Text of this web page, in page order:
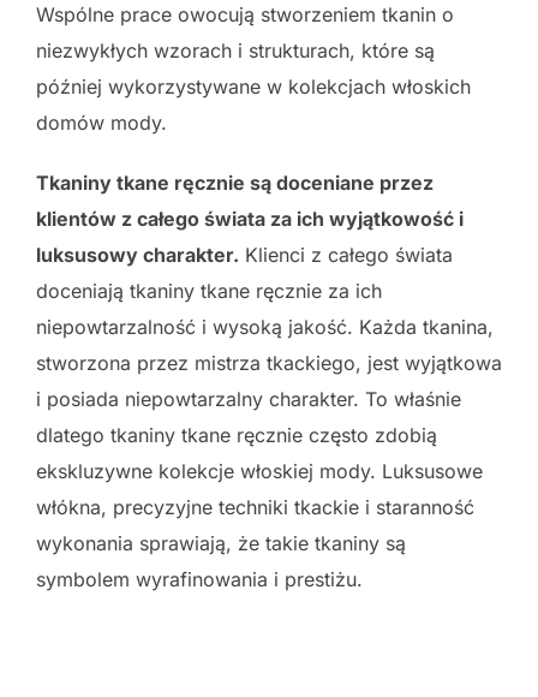
Wspólne prace owocują stworzeniem tkanin o
niezwykłych wzorach i strukturach, które są
później wykorzystywane w kolekcjach włoskich
domów mody.
Tkaniny tkane ręcznie są doceniane przez
klientów z całego świata za ich wyjątkowość i
luksusowy charakter. Klienci z całego świata
doceniają tkaniny tkane ręcznie za ich
niepowtarzalność i wysoką jakość. Każda tkanina,
stworzona przez mistrza tkackiego, jest wyjątkowa
i posiada niepowtarzalny charakter. To właśnie
dlatego tkaniny tkane ręcznie często zdobią
ekskluzywne kolekcje włoskiej mody. Luksusowe
włókna, precyzyjne techniki tkackie i staranność
wykonania sprawiają, że takie tkaniny są
symbolem wyrafinowania i prestiżu.